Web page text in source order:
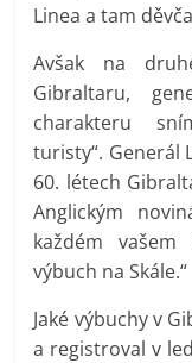
Linea a tam
Avšak na
Gibraltaru,
charakteru
turisty“. Generál
60. létech
Anglickým
každém vašem
výbuch na Skále.“
Jaké výbuchy v
a registroval v